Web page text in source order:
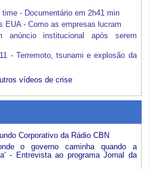
- Documentário em 2h41 min
EUA - Como as empresas lucram
anúncio institucional após serem
- Terremoto, tsunami e explosão da
vídeos de crise
Corporativo da Rádio CBN
o governo caminha quando a
- Entrevista ao programa Jornal da